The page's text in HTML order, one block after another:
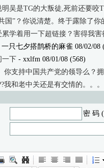
明吴是TG的大叛徒,死前还要咬
国”？你说清楚。终于露除了你
累学着用一下超链接？害得我
一只七夕搭鹊桥的麻雀 08/02/08
一下 - xxlfm 08/01/08 (568)
你支持中国共产党的领导么？
我和老中关还是有交情的。。。
密 码